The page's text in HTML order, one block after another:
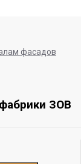
фасадов
ЗОВ